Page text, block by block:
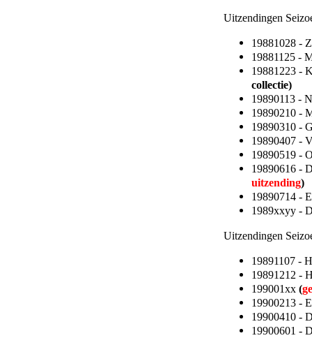
Uitzendingen
19881028 -
19881125 -
19881223 -
collectie)
19890113 -
19890210 -
19890310 -
19890407 -
19890519 -
19890616 -
uitzending)
19890714 -
1989xxyy -
Uitzendingen
19891107 -
19891212 -
199001xx (
19900213 -
19900410 -
19900601 -